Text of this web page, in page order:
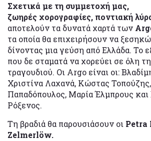
Σχετικά με τη συμμετοχή μας,
ζωηρές χορογραφίες, ποντιακή
αποτελούν τα δυνατά χαρτά των
τα οποία θα επιχειρήσουν να
δίνοντας μια γεύση από Ελλάδα. To
που δε σταματά να χορεύει σε όλη
τραγουδιού. Οι Argo είναι οι:
Χριστίνα Λαχανά, Κώστας
Παπαδόπουλος, Μαρία Έλμπρους και
Ρόξενος.
Τη βραδιά θα παρουσιάσουν οι Petra
Zelmerlöw.